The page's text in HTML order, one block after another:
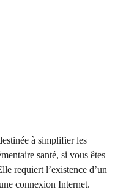
à simplifier les
santé, si vous êtes
requiert l’existence d’un
connexion Internet.